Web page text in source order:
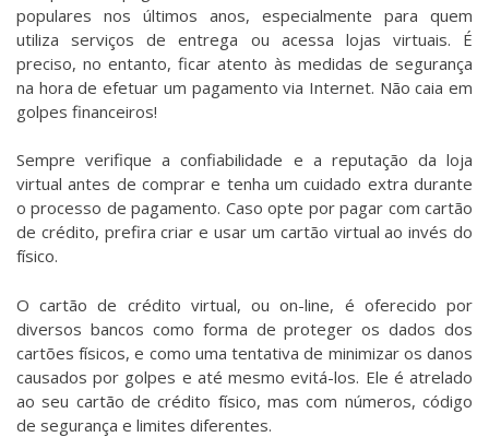
populares nos últimos anos, especialmente para quem
utiliza serviços de entrega ou acessa lojas virtuais. É
preciso, no entanto, ficar atento às medidas de segurança
na hora de efetuar um pagamento via Internet. Não caia em
golpes financeiros!
Sempre verifique a confiabilidade e a reputação da loja
virtual antes de comprar e tenha um cuidado extra durante
o processo de pagamento. Caso opte por pagar com cartão
de crédito, prefira criar e usar um cartão virtual ao invés do
físico.
O cartão de crédito virtual, ou on-line, é oferecido por
diversos bancos como forma de proteger os dados dos
cartões físicos, e como uma tentativa de minimizar os danos
causados por golpes e até mesmo evitá-los. Ele é atrelado
ao seu cartão de crédito físico, mas com números, código
de segurança e limites diferentes.